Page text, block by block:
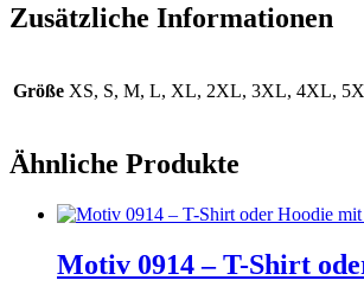
Zusätzliche Informationen
Größe XS, S, M, L, XL, 2XL, 3XL, 4XL,
Ähnliche Produkte
Motiv 0914 – T-Shirt